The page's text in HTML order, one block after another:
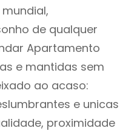
de qualquer
Apartamento
e mantidas sem
ao acaso:
e unicas
proximidade